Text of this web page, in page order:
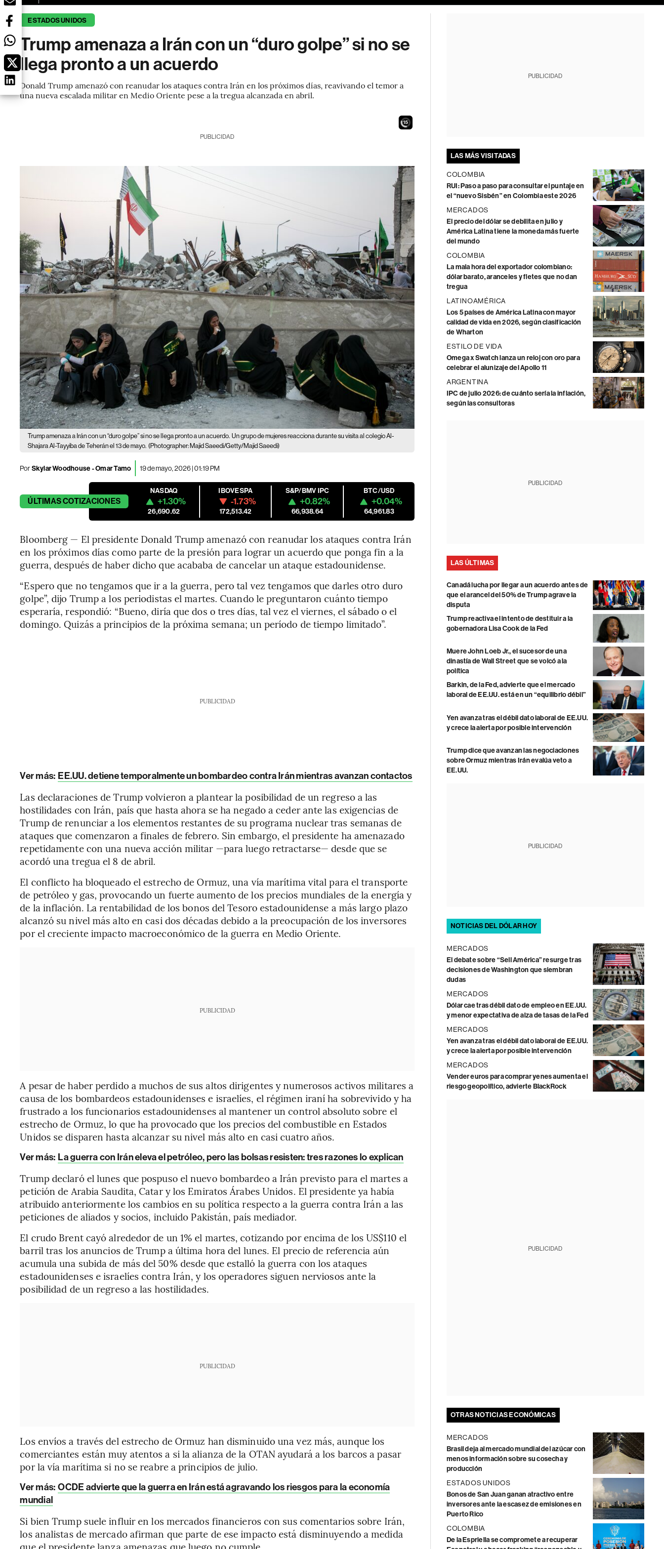
ESTADOS UNIDOS
Trump amenaza a Irán con un “duro golpe” si no se
llega pronto a un acuerdo
Donald Trump amenazó con reanudar los ataques contra Irán en los próximos días, reavivando el temor a
una nueva escalada militar en Medio Oriente pese a la tregua alcanzada en abril.
13
PUBLICIDAD
Trump amenaza a Irán con un “duro golpe” si no se llega pronto a un acuerdo. Un grupo de mujeres reacciona durante su visita al colegio Al-
Shajara Al-Tayyiba de Teherán el 13 de mayo. (Photographer: Majid Saeedi/Getty/Majid Saeedi)
PorSkylar Woodhouse - Omar Tamo 19 de mayo, 2026 | 01:19 PM
ÚLTIMASCOTIZACIONES
NASDAQ
+1.30%
26,690.62
IBOVESPA
-1.73%
172,513.42
S&P/BMV IPC
+0.82%
66,938.64
BTC/USD
+0.04%
64,961.83
Bloomberg — El presidente Donald Trump amenazó con reanudar los ataques contra Irán
en los próximos días como parte de la presión para lograr un acuerdo que ponga fin a la
guerra, después de haber dicho que acababa de cancelar un ataque estadounidense.
“Espero que no tengamos que ir a la guerra, pero tal vez tengamos que darles otro duro
golpe”, dijo Trump a los periodistas el martes. Cuando le preguntaron cuánto tiempo
esperaría, respondió: “Bueno, diría que dos o tres días, tal vez el viernes, el sábado o el
domingo. Quizás a principios de la próxima semana; un período de tiempo limitado”.
PUBLICIDAD
Ver más: EE.UU. detiene temporalmente un bombardeo contra Irán mientras avanzan contactos
Las declaraciones de Trump volvieron a plantear la posibilidad de un regreso a las
hostilidades con Irán, país que hasta ahora se ha negado a ceder ante las exigencias de
Trump de renunciar a los elementos restantes de su programa nuclear tras semanas de
ataques que comenzaron a finales de febrero. Sin embargo, el presidente ha amenazado
repetidamente con una nueva acción militar —para luego retractarse— desde que se
acordó una tregua el 8 de abril.
El conflicto ha bloqueado el estrecho de Ormuz, una vía marítima vital para el transporte
de petróleo y gas, provocando un fuerte aumento de los precios mundiales de la energía y
de la inflación. La rentabilidad de los bonos del Tesoro estadounidense a más largo plazo
alcanzó su nivel más alto en casi dos décadas debido a la preocupación de los inversores
por el creciente impacto macroeconómico de la guerra en Medio Oriente.
PUBLICIDAD
A pesar de haber perdido a muchos de sus altos dirigentes y numerosos activos militares a
causa de los bombardeos estadounidenses e israelíes, el régimen iraní ha sobrevivido y ha
frustrado a los funcionarios estadounidenses al mantener un control absoluto sobre el
estrecho de Ormuz, lo que ha provocado que los precios del combustible en Estados
Unidos se disparen hasta alcanzar su nivel más alto en casi cuatro años.
Ver más: La guerra con Irán eleva el petróleo, pero las bolsas resisten: tres razones lo explican
Trump declaró el lunes que pospuso el nuevo bombardeo a Irán previsto para el martes a
petición de Arabia Saudita, Catar y los Emiratos Árabes Unidos. El presidente ya había
atribuido anteriormente los cambios en su política respecto a la guerra contra Irán a las
peticiones de aliados y socios, incluido Pakistán, país mediador.
El crudo Brent cayó alrededor de un 1% el martes, cotizando por encima de los US$110 el
barril tras los anuncios de Trump a última hora del lunes. El precio de referencia aún
acumula una subida de más del 50% desde que estalló la guerra con los ataques
estadounidenses e israelíes contra Irán, y los operadores siguen nerviosos ante la
posibilidad de un regreso a las hostilidades.
PUBLICIDAD
Los envíos a través del estrecho de Ormuz han disminuido una vez más, aunque los
comerciantes están muy atentos a si la alianza de la OTAN ayudará a los barcos a pasar
por la vía marítima si no se reabre a principios de julio.
Ver más: OCDE advierte que la guerra en Irán está agravando los riesgos para la economía
mundial
Si bien Trump suele influir en los mercados financieros con sus comentarios sobre Irán,
los analistas de mercado afirman que parte de ese impacto está disminuyendo a medida
PUBLICIDAD
LAS MÁS VISITADAS
COLOMBIA
RUI: Paso a paso para consultar el puntaje en
el “nuevo Sisbén” en Colombia este 2026
MERCADOS
El precio del dólar se debilita en julio y
América Latina tiene la moneda más fuerte
del mundo
COLOMBIA
La mala hora del exportador colombiano:
dólar barato, aranceles y fletes que no dan
tregua
LATINOAMÉRICA
Los 5 países de América Latina con mayor
calidad de vida en 2026, según clasificación
de Wharton
ESTILO DE VIDA
Omega x Swatch lanza un reloj con oro para
celebrar el alunizaje del Apollo 11
ARGENTINA
IPC de julio 2026: de cuánto sería la inflación,
según las consultoras
PUBLICIDAD
LAS ÚLTIMAS
Canadá lucha por llegar a un acuerdo antes de
que el arancel del 50% de Trump agrave la
disputa
Trump reactiva el intento de destituir a la
gobernadora Lisa Cook de la Fed
Muere John Loeb Jr., el sucesor de una
dinastía de Wall Street que se volcó a la
política
Barkin, de la Fed, advierte que el mercado
laboral de EE.UU. está en un “equilibrio débil”
Yen avanza tras el débil dato laboral de EE.UU.
y crece la alerta por posible intervención
Trump dice que avanzan las negociaciones
sobre Ormuz mientras Irán evalúa veto a
EE.UU.
PUBLICIDAD
NOTICIAS DEL DÓLAR HOY
MERCADOS
El debate sobre “Sell América” resurge tras
decisiones de Washington que siembran
dudas
MERCADOS
Dólar cae tras débil dato de empleo en EE.UU.
y menor expectativa de alza de tasas de la Fed
MERCADOS
Yen avanza tras el débil dato laboral de EE.UU.
y crece la alerta por posible intervención
MERCADOS
Vender euros para comprar yenes aumenta el
riesgo geopolítico, advierte BlackRock
PUBLICIDAD
OTRAS NOTICIAS ECONÓMICAS
MERCADOS
Brasil deja al mercado mundial del azúcar con
menos información sobre su cosecha y
producción
ESTADOS UNIDOS
Bonos de San Juan ganan atractivo entre
inversores ante la escasez de emisiones en
Puerto Rico
COLOMBIA
De la Espriella se compromete a recuperar